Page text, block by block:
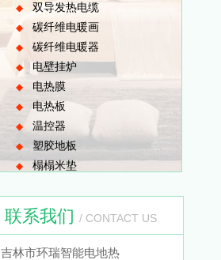
◆ 双导发热电缆
◆ 碳纤维电暖画
◆ 碳纤维电暖器
◆ 电壁挂炉
◆ 电热膜
◆电热板
◆ 温控器
◆ 塑胶地板
◆ 榻榻米垫
联系我们 / CONTACT US
吉林市环瑞智能电地热